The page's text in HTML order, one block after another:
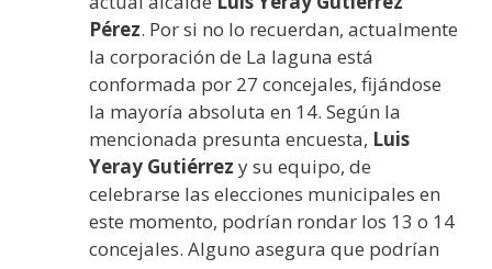
Pérez. Por si no lo recuerdan, actualmente
la corporación de La laguna está
conformada por 27 concejales, fijándose
la mayoría absoluta en 14. Según la
mencionada presunta encuesta, Luis
Yeray Gutiérrez y su equipo, de
celebrarse las elecciones municipales en
este momento, podrían rondar los 13 o 14
concejales. Alguno asegura que podrían